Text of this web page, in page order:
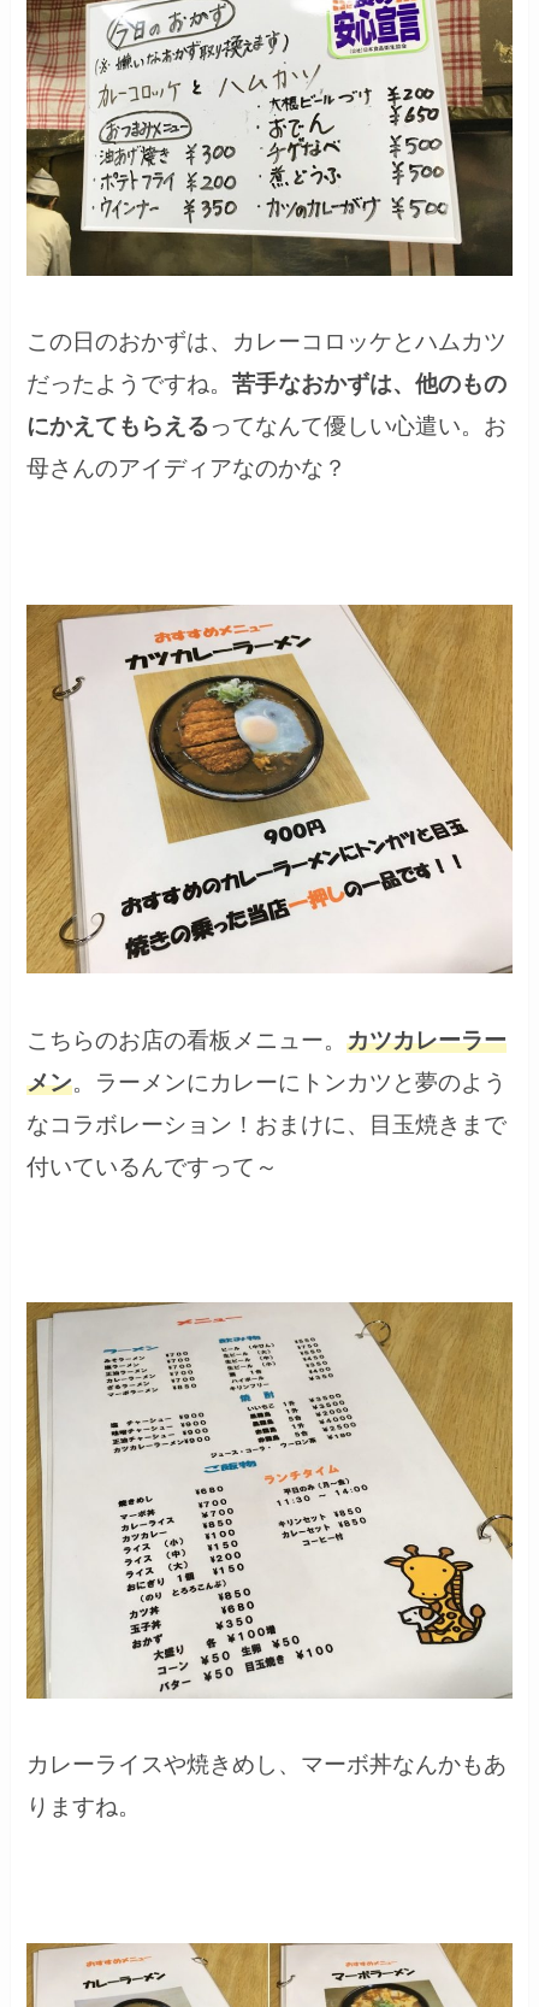
この日のおかずは、カレーコロッケとハムカツ
だったようですね。苦手なおかずは、他のもの
にかえてもらえるってなんて優しい心遣い。お
母さんのアイディアなのかな？
こちらのお店の看板メニュー。カツカレーラー
メン。ラーメンにカレーにトンカツと夢のよう
なコラボレーション！おまけに、目玉焼きまで
付いているんですって～
カレーライスや焼きめし、マーボ丼なんかもあ
りますね。